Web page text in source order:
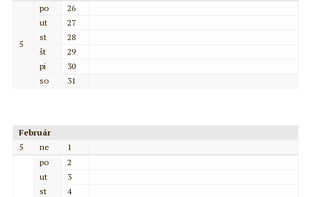
5
po
26
ut
27
st
28
št
29
pi
30
so
31
Február
5
ne 1
po
2
ut
3
st
4